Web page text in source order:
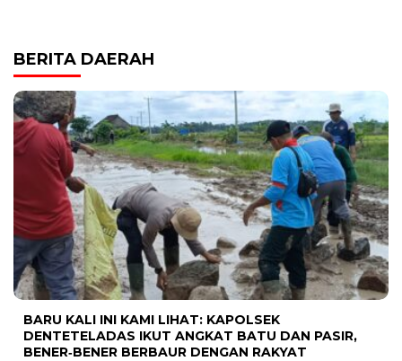
BERITA DAERAH
BARU KALI INI KAMI LIHAT: KAPOLSEK
DENTETELADAS IKUT ANGKAT BATU DAN PASIR,
BENER‑BENER BERBAUR DENGAN RAKYAT